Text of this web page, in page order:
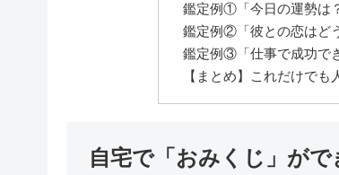
鑑定例①「今日の運勢は？
鑑定例②「彼との恋はど
鑑定例③「仕事で成功で
【まとめ】これだけで
自宅で「おみくじ」が